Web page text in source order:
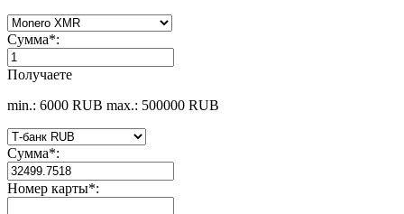
Сумма*:
Получаете
min.: 6000 RUB max.: 500000 RUB
Сумма*:
Номер карты*: